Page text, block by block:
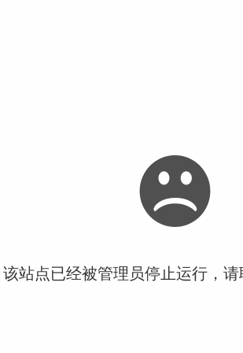
站点已经被管理员停止运行，